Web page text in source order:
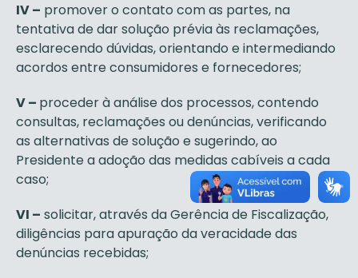
IV – promover o contato com as partes, na
tentativa de dar solução prévia às reclamações,
esclarecendo dúvidas, orientando e intermediando
acordos entre consumidores e fornecedores;
V – proceder à análise dos processos, contendo
consultas, reclamações ou denúncias, verificando
as alternativas de solução e sugerindo, ao
Presidente a adoção das medidas cabíveis a cada
caso;
VI – solicitar, através da Gerência de Fiscalização,
diligências para apuração da veracidade das
denúncias recebidas;